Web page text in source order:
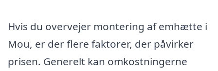
Hvis du overvejer montering af emhætte i
Mou, er der flere faktorer, der påvirker
prisen. Generelt kan omkostningerne